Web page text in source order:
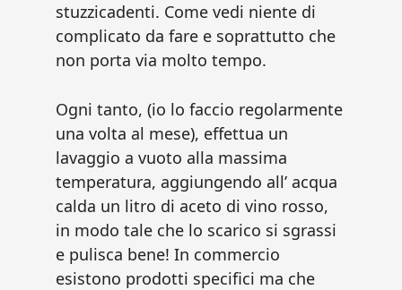
stuzzicadenti. Come vedi niente di
complicato da fare e soprattutto che
non porta via molto tempo.
Ogni tanto, (io lo faccio regolarmente
una volta al mese), effettua un
lavaggio a vuoto alla massima
temperatura, aggiungendo all’ acqua
calda un litro di aceto di vino rosso,
in modo tale che lo scarico si sgrassi
e pulisca bene! In commercio
esistono prodotti specifici ma che